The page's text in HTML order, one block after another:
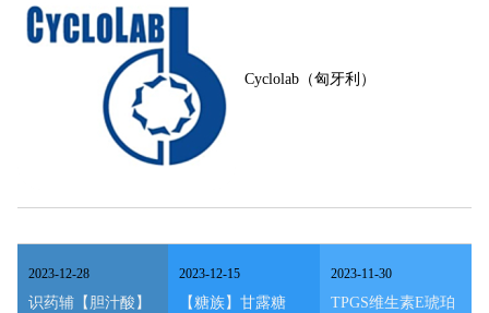
Cyclolab（匈牙利）
识药辅【胆汁酸】
2023-12-28
【糖族】甘露糖
2023-12-15
TPGS维生素E琥珀
2023-11-30